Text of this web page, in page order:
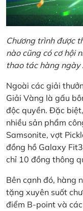
Chương trình được
nào cũng có cơ hội
thao tác hàng ngày .
Ngoài các giải
Giải Vàng là gấu
độc quyền. Đặc
nhiều sản phẩm
Samsonite, vợt
đồng hồ Galaxy
chỉ 10 đồng thông
Bên cạnh đó, hàng
tặng xuyên suốt
điểm B-point và